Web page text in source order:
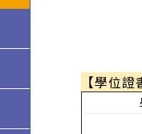
【學位